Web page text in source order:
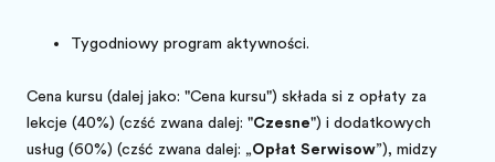
Tygodniowy program aktywności.
Cena kursu (dalej jako: "Cena kursu") składa się z opłaty za
lekcje (40%) (część zwana dalej: "Czesne") i dodatkowych
usług (60%) (część zwana dalej: „Opłatą Serwisową”), między